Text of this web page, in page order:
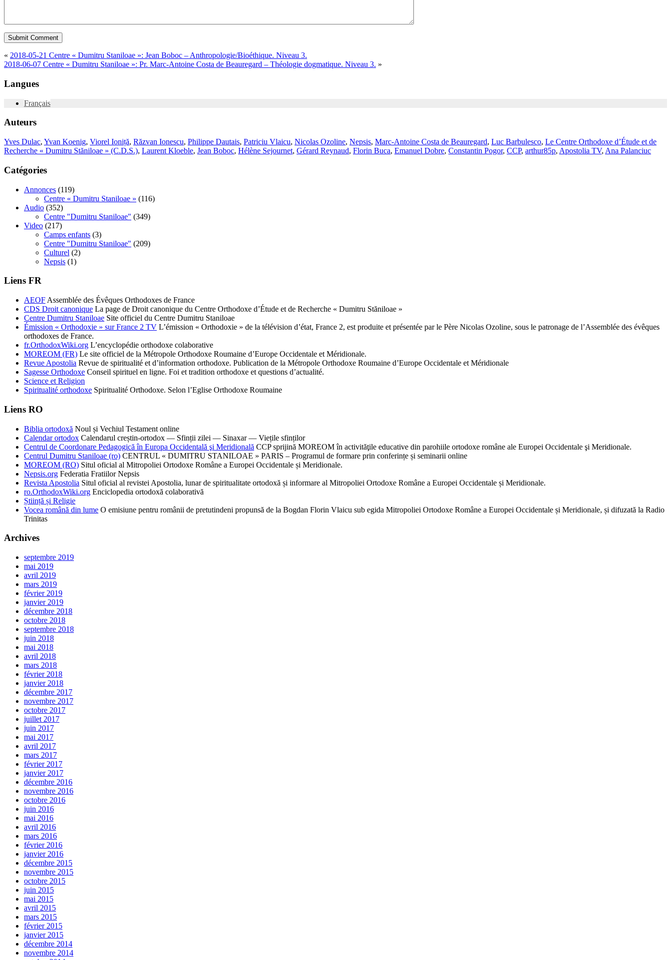
« 2018-05-21 Centre « Dumitru Staniloae »: Jean Boboc – Anthropologie/Bioéthique. Niveau 3.
2018-06-07 Centre « Dumitru Staniloae »: Pr. Marc-Antoine Costa de Beauregard – Théologie dogmatique. Niveau 3. »
Langues
Français
Auteurs
Yves Dulac, Yvan Koenig, Viorel Ioniță, Răzvan Ionescu, Philippe Dautais, Patriciu Vlaicu, Nicolas Ozoline, Nepsis, Marc-Antoine Costa de Beauregard, Luc Barbulesco, Le Centre Orthodoxe d’Étude et de
Recherche « Dumitru Stăniloae » (C.D.S.), Laurent Kloeble, Jean Boboc, Hélène Sejournet, Gérard Reynaud, Florin Buca, Emanuel Dobre, Constantin Pogor, CCP, arthur85p, Apostolia TV, Ana Palanciuc
Catégories
Annonces (119)
Centre « Dumitru Staniloae » (116)
Audio (352)
Centre "Dumitru Staniloae" (349)
Video (217)
Camps enfants (3)
Centre "Dumitru Staniloae" (209)
Culturel (2)
Nepsis (1)
Liens FR
AEOF Assemblée des Évêques Orthodoxes de France
CDS Droit canonique La page de Droit canonique du Centre Orthodoxe d’Étude et de Recherche « Dumitru Stăniloae »
Centre Dumitru Staniloae Site officiel du Centre Dumitru Staniloae
Émission « Orthodoxie » sur France 2 TV L’émission « Orthodoxie » de la télévision d’état, France 2, est produite et présentée par le Père Nicolas Ozoline, sous le patronage de l’Assemblée des évêques
orthodoxes de France.
fr.OrthodoxWiki.org L’encyclopédie orthodoxe colaborative
MOREOM (FR) Le site officiel de la Métropole Orthodoxe Roumaine d’Europe Occidentale et Méridionale.
Revue Apostolia Revue de spiritualité et d’information orthodoxe. Publication de la Métropole Orthodoxe Roumaine d’Europe Occidentale et Méridionale
Sagesse Orthodoxe Conseil spirituel en ligne. Foi et tradition orthodoxe et questions d’actualité.
Science et Religion
Spiritualité orthodoxe Spiritualité Orthodoxe. Selon l’Eglise Orthodoxe Roumaine
Liens RO
Biblia ortodoxă Noul și Vechiul Testament online
Calendar ortodox Calendarul creștin-ortodox — Sfinții zilei — Sinaxar — Viețile sfinților
Centrul de Coordonare Pedagogică în Europa Occidentală şi Meridională CCP sprijină MOREOM în activităţile educative din parohiile ortodoxe române ale Europei Occidentale şi Meridionale.
Centrul Dumitru Staniloae (ro) CENTRUL « DUMITRU STANILOAE » PARIS – Programul de formare prin conferințe și seminarii online
MOREOM (RO) Situl oficial al Mitropoliei Ortodoxe Române a Europei Occidentale și Meridionale.
Nepsis.org Federatia Fratiilor Nepsis
Revista Apostolia Situl oficial al revistei Apostolia, lunar de spiritualitate ortodoxă și informare al Mitropoliei Ortodoxe Române a Europei Occidentale și Meridionale.
ro.OrthodoxWiki.org Enciclopedia ortodoxă colaborativă
Știință și Religie
Vocea română din lume O emisiune pentru românii de pretutindeni propunsă de la Bogdan Florin Vlaicu sub egida Mitropoliei Ortodoxe Române a Europei Occidentale și Meridionale, și difuzată la Radio
Trinitas
Archives
septembre 2019
mai 2019
avril 2019
mars 2019
février 2019
janvier 2019
décembre 2018
octobre 2018
septembre 2018
juin 2018
mai 2018
avril 2018
mars 2018
février 2018
janvier 2018
décembre 2017
novembre 2017
octobre 2017
juillet 2017
juin 2017
mai 2017
avril 2017
mars 2017
février 2017
janvier 2017
décembre 2016
novembre 2016
octobre 2016
juin 2016
mai 2016
avril 2016
mars 2016
février 2016
janvier 2016
décembre 2015
novembre 2015
octobre 2015
juin 2015
mai 2015
avril 2015
mars 2015
février 2015
janvier 2015
décembre 2014
novembre 2014